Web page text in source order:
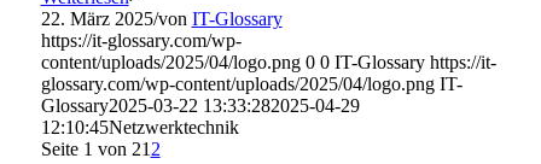
22. März 2025/von IT-Glossary
https://it-glossary.com/wp-
content/uploads/2025/04/logo.png 0 0 IT-Glossary https://it-
glossary.com/wp-content/uploads/2025/04/logo.png IT-
Glossary2025-03-22 13:33:282025-04-29
12:10:45Netzwerktechnik
Seite 1 von 21 2